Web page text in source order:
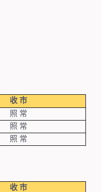
收 市
照 常
照 常
照 常
收 市